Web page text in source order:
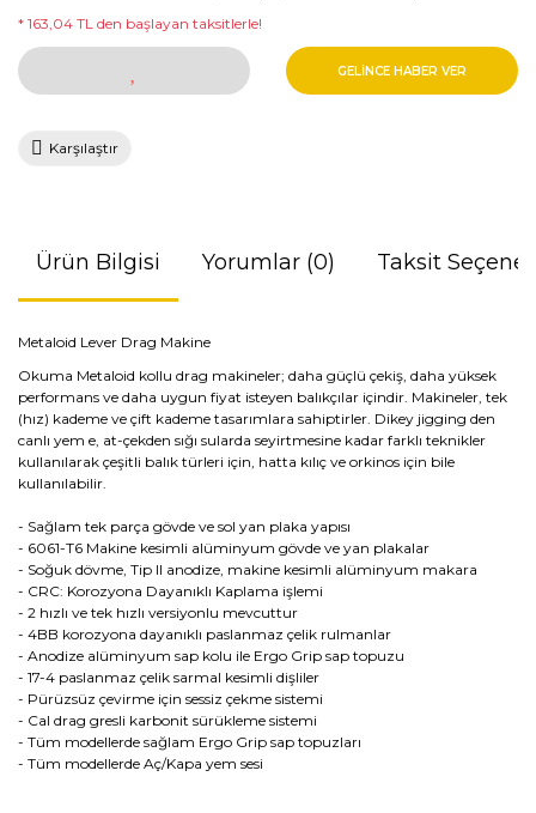
* 163,04 TL den başlayan taksitlerle!
GELİNCE HABER VER
Karşılaştır
Ürün Bilgisi Yorumlar (0) Taksit
Metaloid Lever Drag Makine
Okuma Metaloid kollu drag makineler; daha güçlü çekiş, daha yüksek
performans ve daha uygun fiyat isteyen balıkçılar içindir. Makineler, tek
(hız) kademe ve çift kademe tasarımlara sahiptirler. Dikey jigging den
canlı yem e, at-çekden sığı sularda seyirtmesine kadar farklı teknikler
kullanılarak çeşitli balık türleri için, hatta kılıç ve orkinos için bile
kullanılabilir.
- Sağlam tek parça gövde ve sol yan plaka yapısı
- 6061-T6 Makine kesimli alüminyum gövde ve yan plakalar
- Soğuk dövme, Tip II anodize, makine kesimli alüminyum makara
- CRC: Korozyona Dayanıklı Kaplama işlemi
- 2 hızlı ve tek hızlı versiyonlu mevcuttur
- 4BB korozyona dayanıklı paslanmaz çelik rulmanlar
- Anodize alüminyum sap kolu ile Ergo Grip sap topuzu
- 17-4 paslanmaz çelik sarmal kesimli dişliler
- Pürüzsüz çevirme için sessiz çekme sistemi
- Cal drag gresli karbonit sürükleme sistemi
- Tüm modellerde sağlam Ergo Grip sap topuzları
- Tüm modellerde Aç/Kapa yem sesi